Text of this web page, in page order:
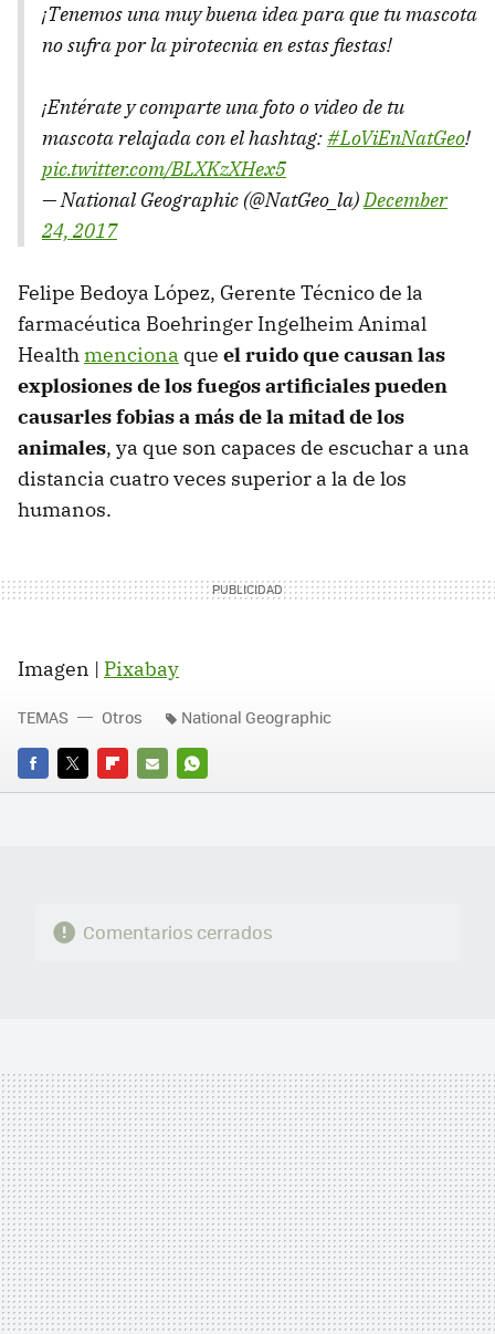
¡Tenemos una muy buena idea para que tu mascota
no sufra por la pirotecnia en estas fiestas!
¡Entérate y comparte una foto o video de tu
mascota relajada con el hashtag:#LoViEnNatGeo!
pic.twitter.com/BLXKzXHex5
— National Geographic (@NatGeo_la)December
24, 2017
Felipe Bedoya López, Gerente Técnico de la
farmacéutica Boehringer Ingelheim Animal
Healthmenciona que el ruido que causan las
explosiones de los fuegos artificiales pueden
causarles fobias a más de la mitad de los
animales, ya que son capaces de escuchar a una
distancia cuatro veces superior a la de los
humanos.
Imagen | Pixabay
FACEBOOK
TWITTERFLIPBOARD
E-
WHATSAPP
TEMAS Otros National Geographic
Comentarios cerrados